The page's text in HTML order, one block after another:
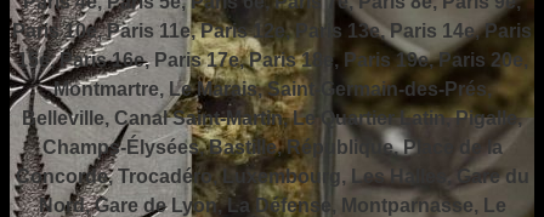
Paris 10e, Paris 11e, Paris 12e, Paris 13e, Paris 14e, Paris
15e, Paris 16e, Paris 17e, Paris 18e, Paris 19e, Paris 20e,
Montmartre, Le Marais, Saint-Germain-des-Prés,
Belleville, Canal Saint-Martin, Le Quartier Latin, Pigalle,
Champs-Élysées, Bastille, République, Place de la
Concorde, Trocadéro, Luxembourg, Les Halles, Gare du
Nord, Gare de Lyon, La Défense, Montparnasse, Le